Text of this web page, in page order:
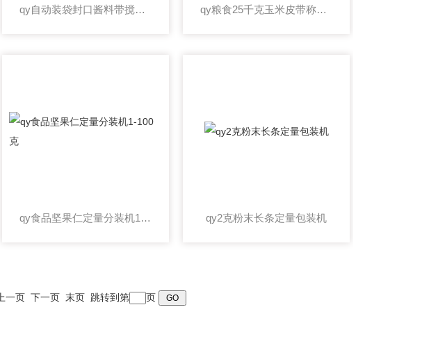
qy自动装袋封口酱料带搅拌定量包装机 qy粮食25千克玉米皮带称重自动包装秤价格
qy食品坚果仁定量分装机1-100克 qy2克粉末长条定量包装机
上一页 下一页 末页 跳转到第 页